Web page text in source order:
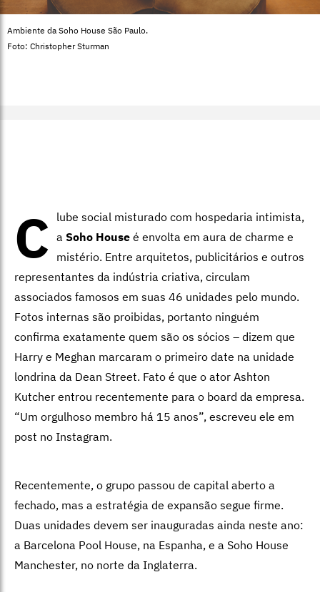
Ambiente da Soho House São Paulo.
Foto: Christopher Sturman
C
lube social misturado com hospedaria intimista,
a Soho House é envolta em aura de charme e
mistério. Entre arquitetos, publicitários e outros
representantes da indústria criativa, circulam
associados famosos em suas 46 unidades pelo mundo.
Fotos internas são proibidas, portanto ninguém
confirma exatamente quem são os sócios – dizem que
Harry e Meghan marcaram o primeiro date na unidade
londrina da Dean Street. Fato é que o ator Ashton
Kutcher entrou recentemente para o board da empresa.
“Um orgulhoso membro há 15 anos”, escreveu ele em
post no Instagram.
Recentemente, o grupo passou de capital aberto a
fechado, mas a estratégia de expansão segue firme.
Duas unidades devem ser inauguradas ainda neste ano:
a Barcelona Pool House, na Espanha, e a Soho House
Manchester, no norte da Inglaterra.